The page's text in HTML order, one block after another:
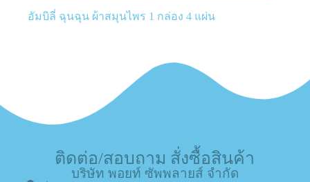
อัมบิลี่ ฉุนฉุน ผ้าสมุนไพร 1 กล่อง 4 แผ่น
ติดต่อ/สอบถาม สั่งซื้อสินค้า
บริษัท พอยท์ ซัพพลายส์ จำกัด